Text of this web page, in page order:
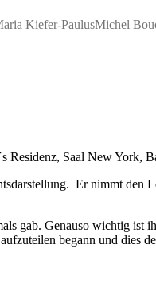
Kiefer-PaulusMichel
Saal New York,
Er nimmt den
gab. Genauso wichtig
begann und dies